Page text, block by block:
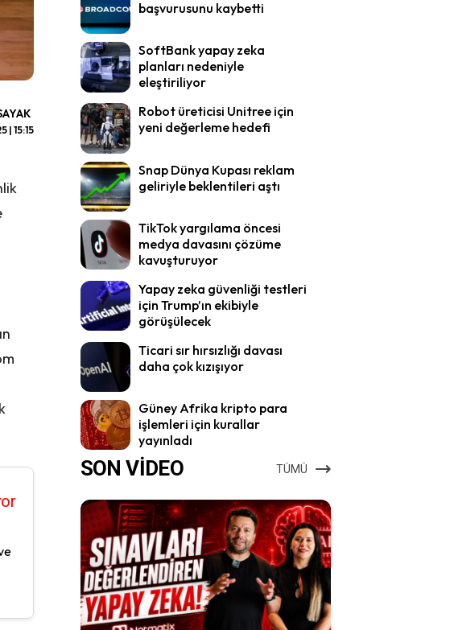
| 15:15
başvurusunu kaybetti
SoftBank yapay zeka
planları nedeniyle
eleştiriliyor
Robot üreticisi Unitree için
yeni değerleme hedefi
Snap Dünya Kupası reklam
geliriyle beklentileri aştı
TikTok yargılama öncesi
medya davasını çözüme
kavuşturuyor
Yapay zeka güvenliği testleri
için Trump’ın ekibiyle
görüşülecek
Ticari sır hırsızlığı davası
daha çok kızışıyor
Güney Afrika kripto para
işlemleri için kurallar
yayınladı
SON VİDEO TÜMÜ